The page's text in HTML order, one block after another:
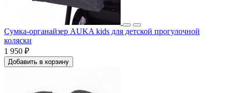
Сумка-органайзер AUKA kids для детской прогулочной
коляски
1 950 ₽
Добавить в корзину